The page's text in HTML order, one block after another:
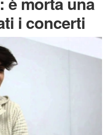
i concerti